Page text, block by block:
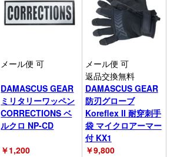
メール便 可
DAMASCUS GEAR
ミリタリーワッペン
CORRECTIONS ベ
ルクロ NP-CD
￥1,200
メール便 可
返品交換無料
DAMASCUS GEAR
防刃グローブ
Koreflex II 耐穿刺手
袋 マイクロアーマー
付 KX1
￥9,800